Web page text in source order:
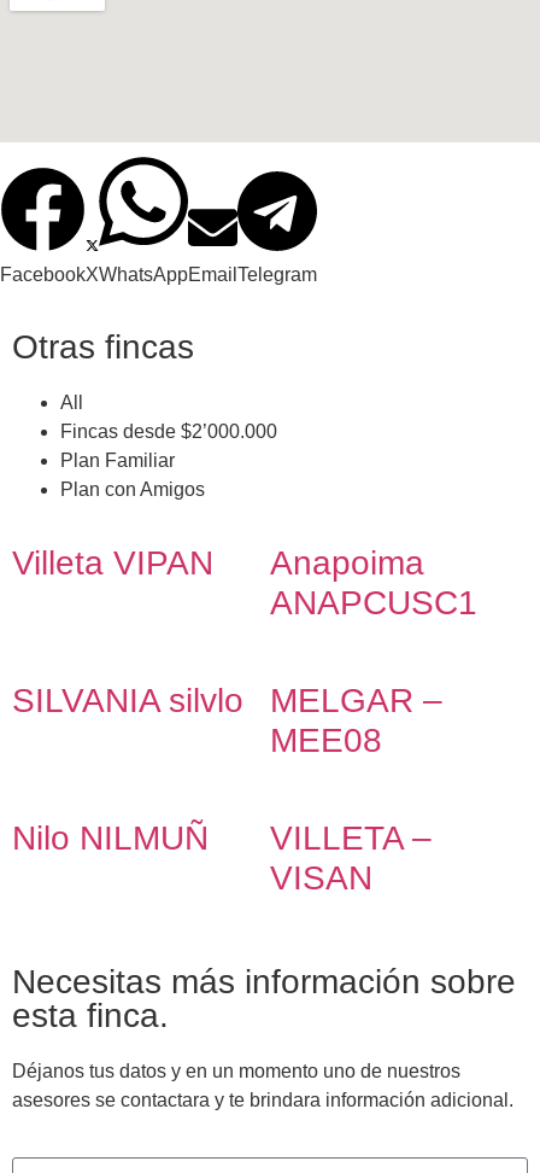
FacebookXWhatsAppEmail Telegram
Otras fincas
All
Fincas desde $2’000.000
Plan Familiar
Plan con Amigos
Villeta VIPAN
Anapoima
ANAPCUSC1
SILVANIA silvlo
MELGAR –
MEE08
Nilo NILMUÑ
VILLETA –
VISAN
Necesitas más información sobre
esta finca.
Déjanos tus datos y en un momento uno de nuestros
asesores se contactara y te brindara información adicional.